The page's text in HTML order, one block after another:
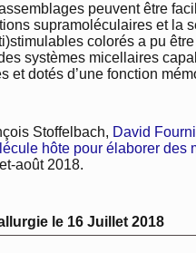
peuvent être
supramoléculaires et la
colorés a pu
systèmes micellaires
et dotés d’une fonction
Stoffelbach, David
hôte pour élaborer
août 2018.
le 16 Juillet 2018